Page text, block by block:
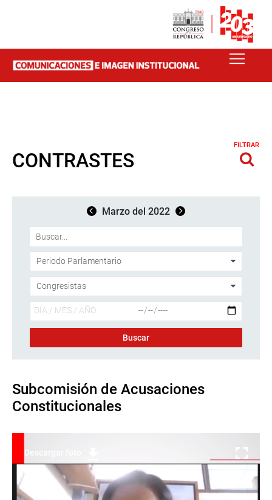
CONTRASTES
FILTRAR
Marzo del 2022
Subcomisión de Acusaciones
Constitucionales
Descargar foto